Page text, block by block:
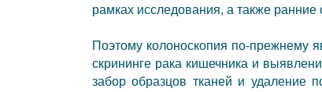
рамках исследования, а также ранние
Поэтому колоноскопия по-прежнему
скрининге рака кишечника и
забор образцов тканей и удаление